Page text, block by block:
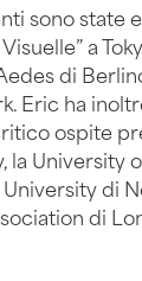
sono state
a
di
Eric ha
ospite
la University
University di
di